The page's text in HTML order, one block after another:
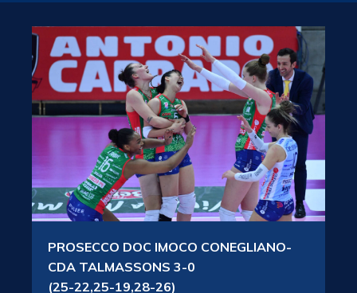
PROSECCO DOC IMOCO CONEGLIANO-
CDA TALMASSONS 3-0
(25-22,25-19,28-26)